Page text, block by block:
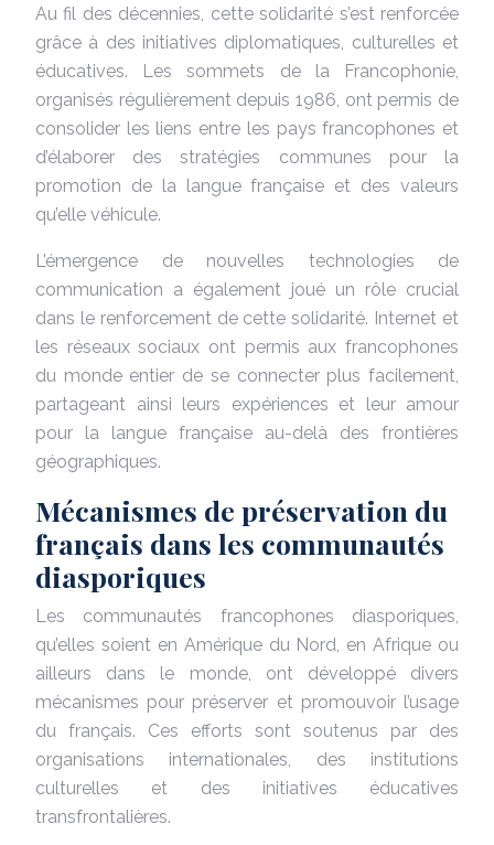
Au fil des décennies, cette solidarité s’est renforcée
grâce à des initiatives diplomatiques, culturelles et
éducatives. Les sommets de la Francophonie,
organisés régulièrement depuis 1986, ont permis de
consolider les liens entre les pays francophones et
d’élaborer des stratégies communes pour la
promotion de la langue française et des valeurs
qu’elle véhicule.
L’émergence de nouvelles technologies de
communication a également joué un rôle crucial
dans le renforcement de cette solidarité. Internet et
les réseaux sociaux ont permis aux francophones
du monde entier de se connecter plus facilement,
partageant ainsi leurs expériences et leur amour
pour la langue française au-delà des frontières
géographiques.
Mécanismes de préservation du
français dans les communautés
diasporiques
Les communautés francophones diasporiques,
qu’elles soient en Amérique du Nord, en Afrique ou
ailleurs dans le monde, ont développé divers
mécanismes pour préserver et promouvoir l’usage
du français. Ces efforts sont soutenus par des
organisations internationales, des institutions
culturelles et des initiatives éducatives
transfrontalières.